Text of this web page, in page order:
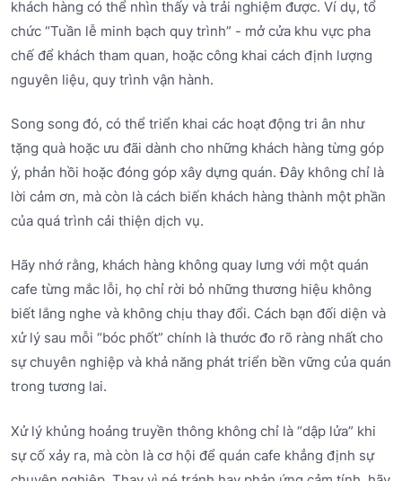
khách hàng có thể nhìn thấy và trải nghiệm được. Ví dụ, tổ
chức “Tuần lễ minh bạch quy trình” - mở cửa khu vực pha
chế để khách tham quan, hoặc công khai cách định lượng
nguyên liệu, quy trình vận hành.
Song song đó, có thể triển khai các hoạt động tri ân như
tặng quà hoặc ưu đãi dành cho những khách hàng từng góp
ý, phản hồi hoặc đóng góp xây dựng quán. Đây không chỉ là
lời cảm ơn, mà còn là cách biến khách hàng thành một phần
của quá trình cải thiện dịch vụ.
Hãy nhớ rằng, khách hàng không quay lưng với một quán
cafe từng mắc lỗi, họ chỉ rời bỏ những thương hiệu không
biết lắng nghe và không chịu thay đổi. Cách bạn đối diện và
xử lý sau mỗi “bóc phốt” chính là thước đo rõ ràng nhất cho
sự chuyên nghiệp và khả năng phát triển bền vững của quán
trong tương lai.
Xử lý khủng hoảng truyền thông không chỉ là “dập lửa” khi
sự cố xảy ra, mà còn là cơ hội để quán cafe khẳng định sự